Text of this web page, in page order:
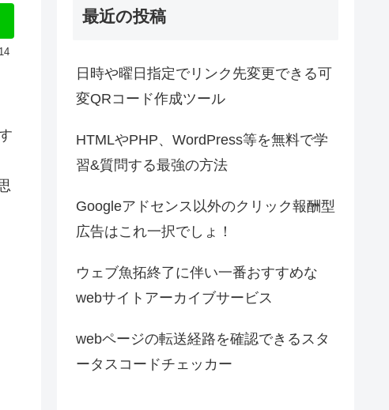
最近の投稿
日時や曜日指定でリンク先変更できる可
変QRコード作成ツール
HTMLやPHP、WordPress等を無料で学
習&質問する最強の方法
Googleアドセンス以外のクリック報酬型
広告はこれ一択でしょ！
ウェブ魚拓終了に伴い一番おすすめな
webサイトアーカイブサービス
webページの転送経路を確認できるスタ
ータスコードチェッカー